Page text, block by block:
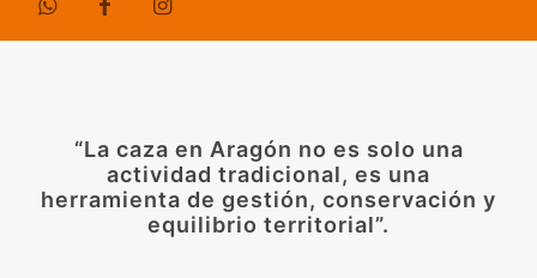
“La caza en Aragón no es solo una
actividad tradicional, es una
herramienta de gestión, conservación y
equilibrio territorial”.